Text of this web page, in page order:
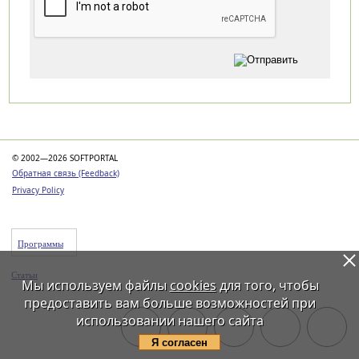
© 2002—2026 SOFTPORTAL
Обратная связь (Feedback)
Privacy Policy
Программы
Статьи
Мы используем файлы cookiesдля того, чтобы
предоставить вам больше возможностей при
использовании нашего сайта